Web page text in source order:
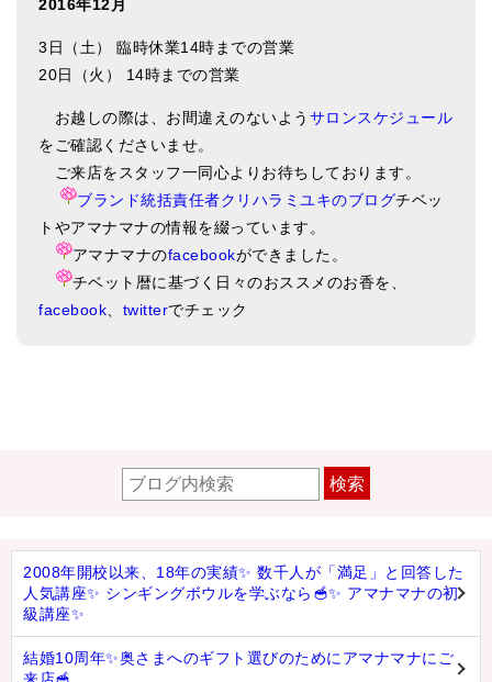
2016年12月
3日（土） 臨時休業14時までの営業
20日（火） 14時までの営業
お越しの際は、お間違えのないよう サロンスケジュール
をご確認くださいませ。
ご来店をスタッフ一同心よりお待ちしております。
ブランド統括責任者クリハラミユキのブログチベッ
トやアマナマナの情報を綴っています。
アマナマナのfacebookができました。
チベット暦に基づく日々のおススメのお香を、
facebook
twitterでチェック
検索
2008年開校以来、18年の実績✨ 数千人が「満足」と回答した
人気講座✨ シンギングボウルを学ぶなら🥣✨ アマナマナの初
級講座✨
結婚10周年✨奥さまへのギフト選びのためにアマナマナにご
来店🥣